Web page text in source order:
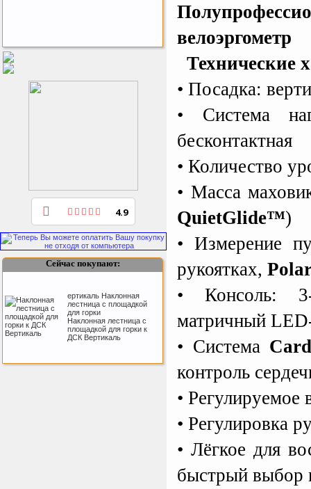
велоэргометр
Технические
• Посадка:
• Система
бесконтактная
• Количество
• Масса
QuietGlide™)
• Измерение
рукоятках,
• Консоль:
матричный
• Система
контроль
• Регулируемое
• Регулировка
• Лёгкое для
быстрый выбор
заниматся спортом?
4.9
Сейчас покупают:
Sport Elite Каркас
батута 3,05м (Т-
коннектор)
Каркас батута Sport Elite
диаметром 3,05 метра
(10FT)
ертикаль Наклонная
лестница с площадкой
для горки
Наклонная лестница с
площадкой для горки к
ДСК Вертикаль